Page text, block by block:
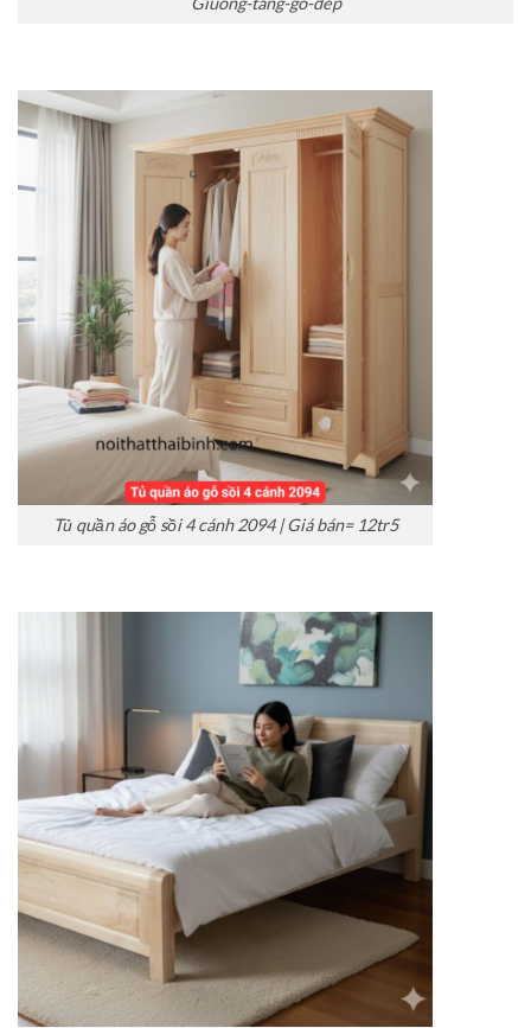
Tủ quần áo gỗ sồi 4 cánh 2094 | Giá bán= 12tr5